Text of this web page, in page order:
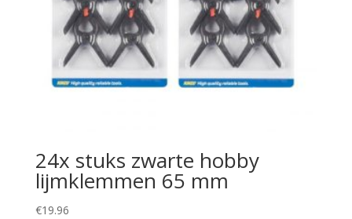
24x stuks zwarte hobby
lijmklemmen 65 mm
€19.96